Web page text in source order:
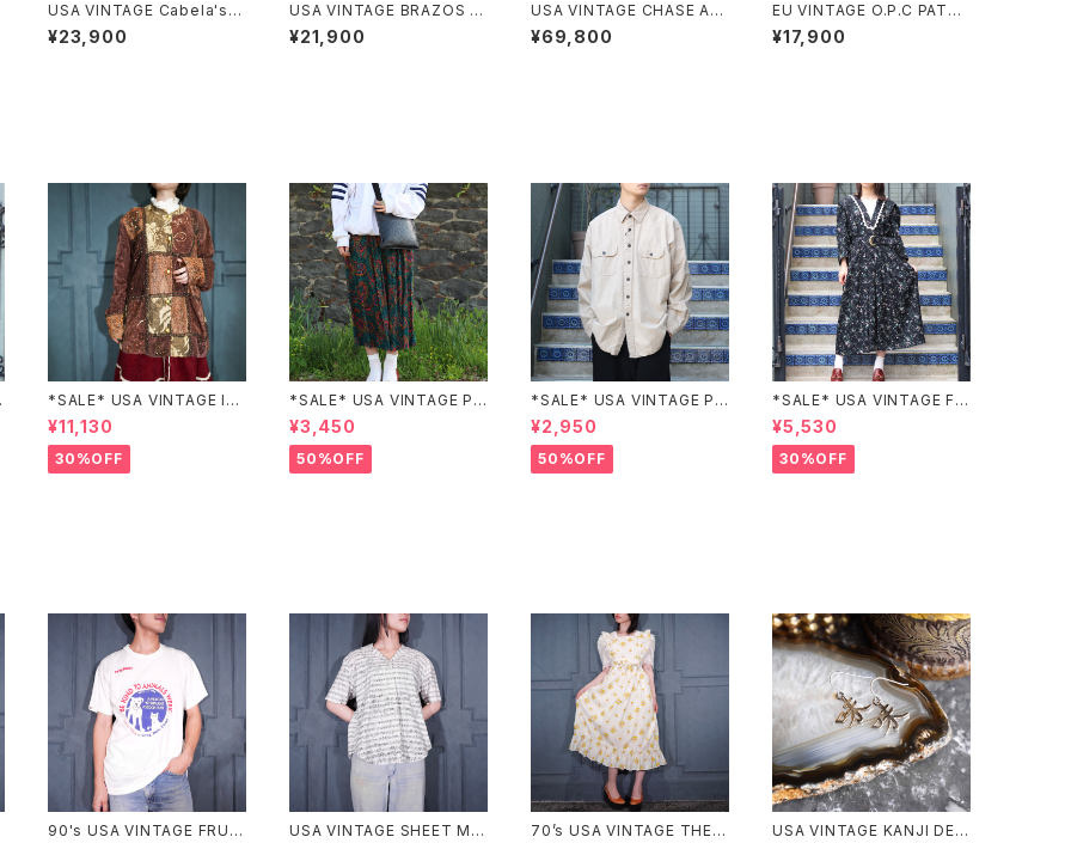
USA VINTAGE Cabela's P
ADING DESIGN HOODIE Z
IP UP DUCK BLOUSON/ア
¥23,900
USA VINTAGE BRAZOS D
ENIM HOODIE ZIP UP BL
OUSON/アメリカ古着デニム
¥21,900
USA VINTAGE CHASE AU
THENTICS JH DESIGN G
ROUP JEFF HAMILTON B
¥69,800
EU VINTAGE O.P.C PATC
HWORK DESIGN HOODIE
BLOUSON MADE IN NEPA
¥17,900
*SALE* USA VINTAGE Ind
igo moon PATCHWORK E
MBROIDERY DESIGN JAC
KET/アメリカ古着パッチワー
ク刺繍ジャケット
¥11,130
30%OFF
*SALE* USA VINTAGE PAI
SLEY PATTERNED DESIG
N SKIRT/アメリカ古着ペイズ
リー柄デザインスカート
¥3,450
50%OFF
*SALE* USA VINTAGE PO
CKET DESIGN SHIRT/アメ
リカ古着ポケットデザインシャ
ツ
¥2,950
50%OFF
*SALE* USA VINTAGE FL
OWER PATTERNED LACE
COLLAR BELTED ONE PIE
CE/アメリカ古着花柄レース
襟ベルテッドワンピース
¥5,530
30%OFF
90's USA VINTAGE FRUIT
USA VINTAGE SHEET MU
70’s USA VINTAGE THE K
USA VINTAGE KANJI DESI